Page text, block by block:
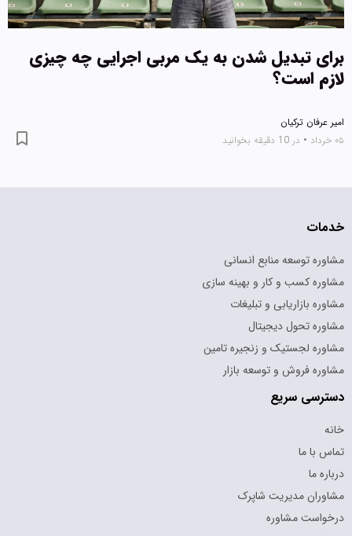
برای تبدیل شدن به یک مربی اجرایی چه چیزی
لازم است؟
امیر عرفان ترکیان
۰۵ خرداد
• در 10 دقیقه بخوانید
خدمات
مشاوره توسعه منابع انسانی
مشاوره کسب و کار و بهینه سازی
مشاوره بازاریابی و تبلیغات
مشاوره تحول دیجیتال
مشاوره لجستیک و زنجیره تامین
مشاوره فروش و توسعه بازار
دسترسی سریع
خانه
تماس با ما
درباره ما
مشاوران مدیریت شاپرک
درخواست مشاوره